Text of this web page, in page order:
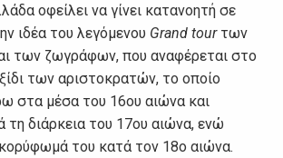
οφείλει να γίνει κατανοητή σε
ιδέα του λεγόμενου Grand tourτων
των ζωγράφων, που αναφέρεται στο
των αριστοκρατών, το οποίο
στα μέσα του 16ου αιώνα και
τη διάρκεια του 17ου αιώνα, ενώ
του κατά τον 18ο αιώνα.